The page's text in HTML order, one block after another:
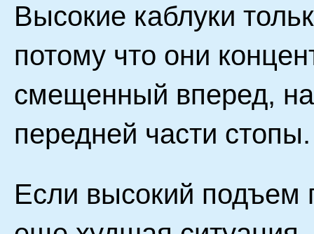
Высокие каблуки
потому что они
смещенный вперед,
передней части стопы.
Если высокий подъем